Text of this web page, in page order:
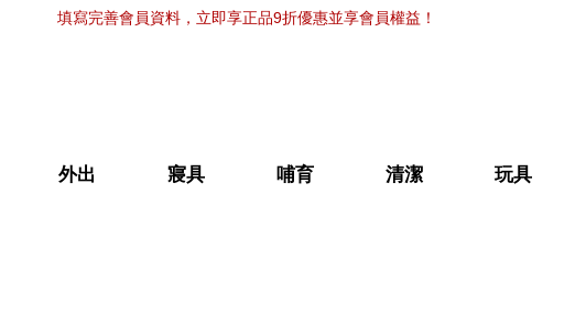
填寫完善會員資料，立即享正品9折優惠並享會員權益！
外出 寢具 哺育 清潔 玩具